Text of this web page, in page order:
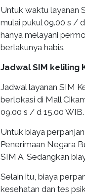
Untuk waktu layanan
mulai pukul 09.00 s /
hanya melayani
berlakunya habis.
Jadwal SIM keliling
Jadwal layanan SIM
berlokasi di Mall
09.00 s / d 15.00 WIB.
Untuk biaya
Penerimaan Negara
SIM A. Sedangkan
Selain itu, biaya
kesehatan dan tes